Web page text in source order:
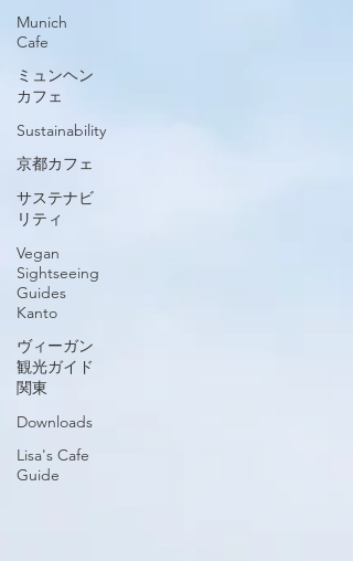
Munich
Cafe
ミュンヘン
カフェ
Sustainability
京都カフェ
サステナビ
リティ
Vegan
Sightseeing
Guides
Kanto
ヴィーガン
観光ガイド
関東
Downloads
Lisa's Cafe
Guide